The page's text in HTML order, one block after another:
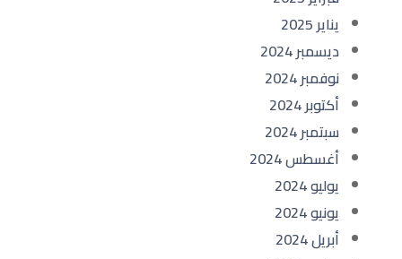
يناير 2025
ديسمبر 2024
نوفمبر 2024
أكتوبر 2024
سبتمبر 2024
أغسطس 2024
يوليو 2024
يونيو 2024
أبريل 2024